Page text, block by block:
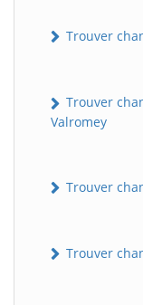
Trouver
Trouver
Valromey
Trouver
Trouver